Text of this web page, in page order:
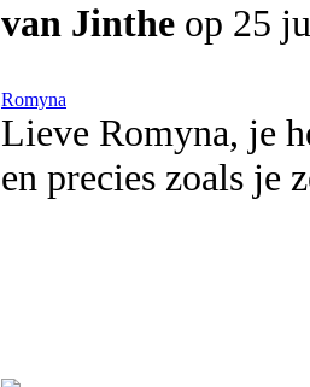
van Jinthe op 25
Romyna
Lieve Romyna, je
en precies zoals je